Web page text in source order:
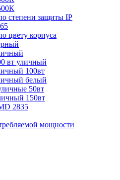
степени защиты IP
цвету корпуса
вт уличный
100вт
белый
50вт
150вт
2835
мощности